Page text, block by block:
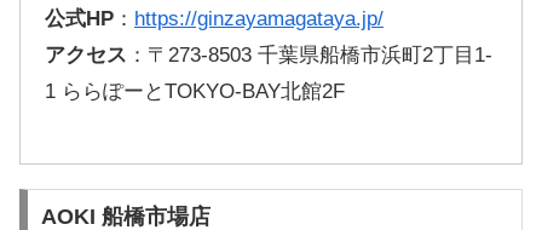
公式HP ： https://ginzayamagataya.jp/
アクセス ：〒273-8503 千葉県船橋市浜町2丁目1-
1 ららぽーとTOKYO-BAY北館2F
AOKI 船橋市場店